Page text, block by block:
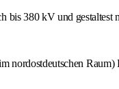
380 kV und gestaltest
nordostdeutschen